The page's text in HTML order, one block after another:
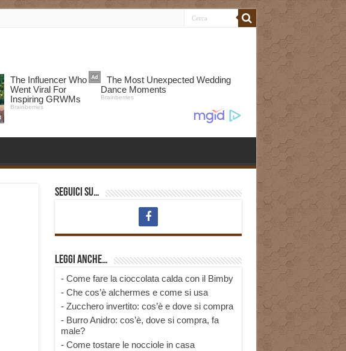
Seguici su…
Leggi anche…
- Come fare la cioccolata calda con il Bimby
- Che cos’è alchermes e come si usa
- Zucchero invertito: cos’è e dove si compra
- Burro Anidro: cos’è, dove si compra, fa
male?
- Come tostare le nocciole in casa